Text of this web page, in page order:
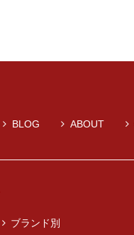
BLOG ABOUT
ブランド別